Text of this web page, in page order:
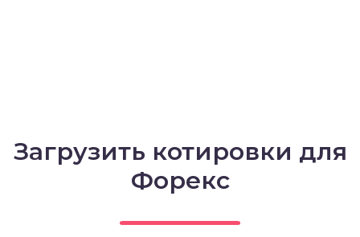
Загрузить котировки для
Форекс